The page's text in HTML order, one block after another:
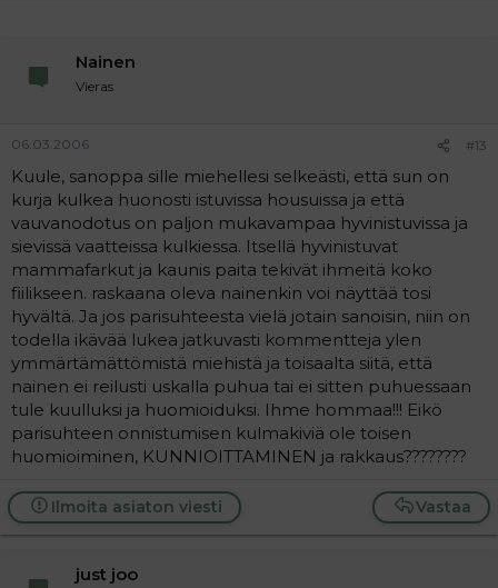
Nainen
Vieras
06.03.2006 #13
Kuule, sanoppa sille miehellesi selkeästi, että sun on
kurja kulkea huonosti istuvissa housuissa ja että
vauvanodotus on paljon mukavampaa hyvinistuvissa ja
sievissä vaatteissa kulkiessa. Itsellä hyvinistuvat
mammafarkut ja kaunis paita tekivät ihmeitä koko
fiilikseen. raskaana oleva nainenkin voi näyttää tosi
hyvältä. Ja jos parisuhteesta vielä jotain sanoisin, niin on
todella ikävää lukea jatkuvasti kommentteja ylen
ymmärtämättömistä miehistä ja toisaalta siitä, että
nainen ei reilusti uskalla puhua tai ei sitten puhuessaan
tule kuulluksi ja huomioiduksi. Ihme hommaa!!! Eikö
parisuhteen onnistumisen kulmakiviä ole toisen
huomioiminen, KUNNIOITTAMINEN ja rakkaus????????
Vastaa
Ilmoita asiaton viesti
just joo